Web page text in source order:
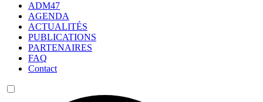
ADM47
AGENDA
ACTUALITÉS
PUBLICATIONS
PARTENAIRES
FAQ
Contact